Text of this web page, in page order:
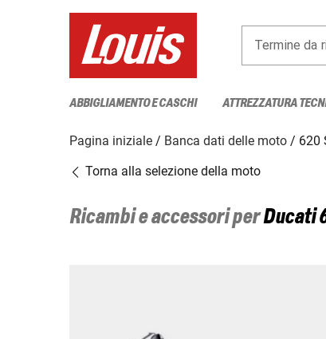
Termine da
ABBIGLIAMENTO E CASCHI ATTREZZATURA
Pagina iniziale Banca dati delle moto
620
Torna alla selezione della moto
Ricambi e accessori perDucati